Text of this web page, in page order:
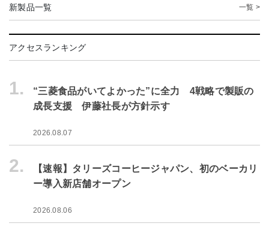
新製品一覧 一覧 >
アクセスランキング
1.
“三菱食品がいてよかった”に全力 4戦略で製販の
成長支援 伊藤社長が方針示す
2026.08.07
2.
【速報】タリーズコーヒージャパン、初のベーカリ
ー導入新店舗オープン
2026.08.06